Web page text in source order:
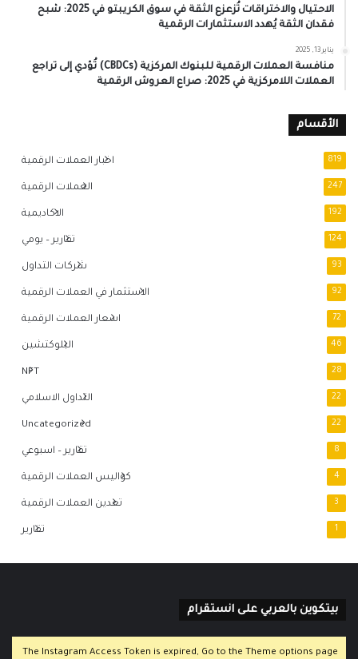
الاحتيال والاختراقات تُزعزع الثقة في سوق الكريبتو في 2025: شبح
فقدان الثقة يُهدد الاستثمارات الرقمية
يناير 13, 2025
منافسة العملات الرقمية للبنوك المركزية (CBDCs) تُؤدي إلى تراجع
العملات اللامركزية في 2025: صراع العروش الرقمية
الأقسام
اخبار العملات الرقمية 819
العملات الرقمية 247
الاكاديمية 192
تقارير – يومي 124
شركات التداول 93
الاستثمار في العملات الرقمية 92
اسعار العملات الرقمية 72
البلوكتشين 46
NFT 28
التداول الاسلامي 22
Uncategorized 22
تقارير – اسبوعي 8
كواليس العملات الرقمية 4
تعدين العملات الرقمية 3
تقارير 1
بيتكوين بالعربي على انستقرام
The Instagram Access Token is expired, Go to the Theme options page